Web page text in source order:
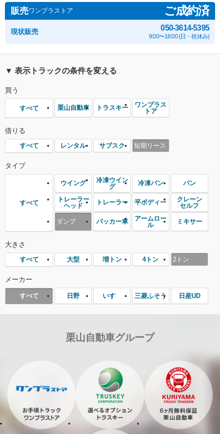
販売ワンプラストア ご成約済
現状販売 050-3614-5395
9:00〜18:00 (日・祝休み)
▼ 表示トラックの条件を変える
買う
すべて 栗山自動車 トラスキー
ワンプラス
トア
借りる
すべて レンタル サブスク 短期リース
タイプ
すべて
ウイング
冷凍ウイン
グ
冷凍バン バン
トレーラー
ヘッド
トレーラー 平ボディー
クレーン
セルフ
ダンプ パッカー車
アームロー
ル
ミキサー
大きさ
すべて 大型 増トン 4トン 2トン
メーカー
すべて 日野 いすゞ 三菱ふそう 日産UD
栗山自動車グループ